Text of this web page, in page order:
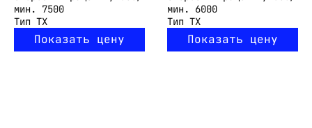
мин.
7500
Тип TX
Показать цену
мин.
6000
Тип TX
Показать цену